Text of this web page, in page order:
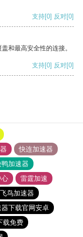
支持[0] 反对[0]
和最高安全性的连接。
支持[0] 反对[0]
快连加速器
鸭加速器
心
雷霆加速
飞鸟加速器
下载官网安卓
载免费